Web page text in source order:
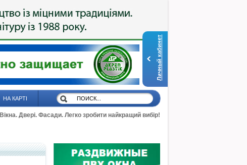
Личный кабинет
НА КАРТІ
Вікна. Двері. Фасади. Легко зробити найкращий вибір!